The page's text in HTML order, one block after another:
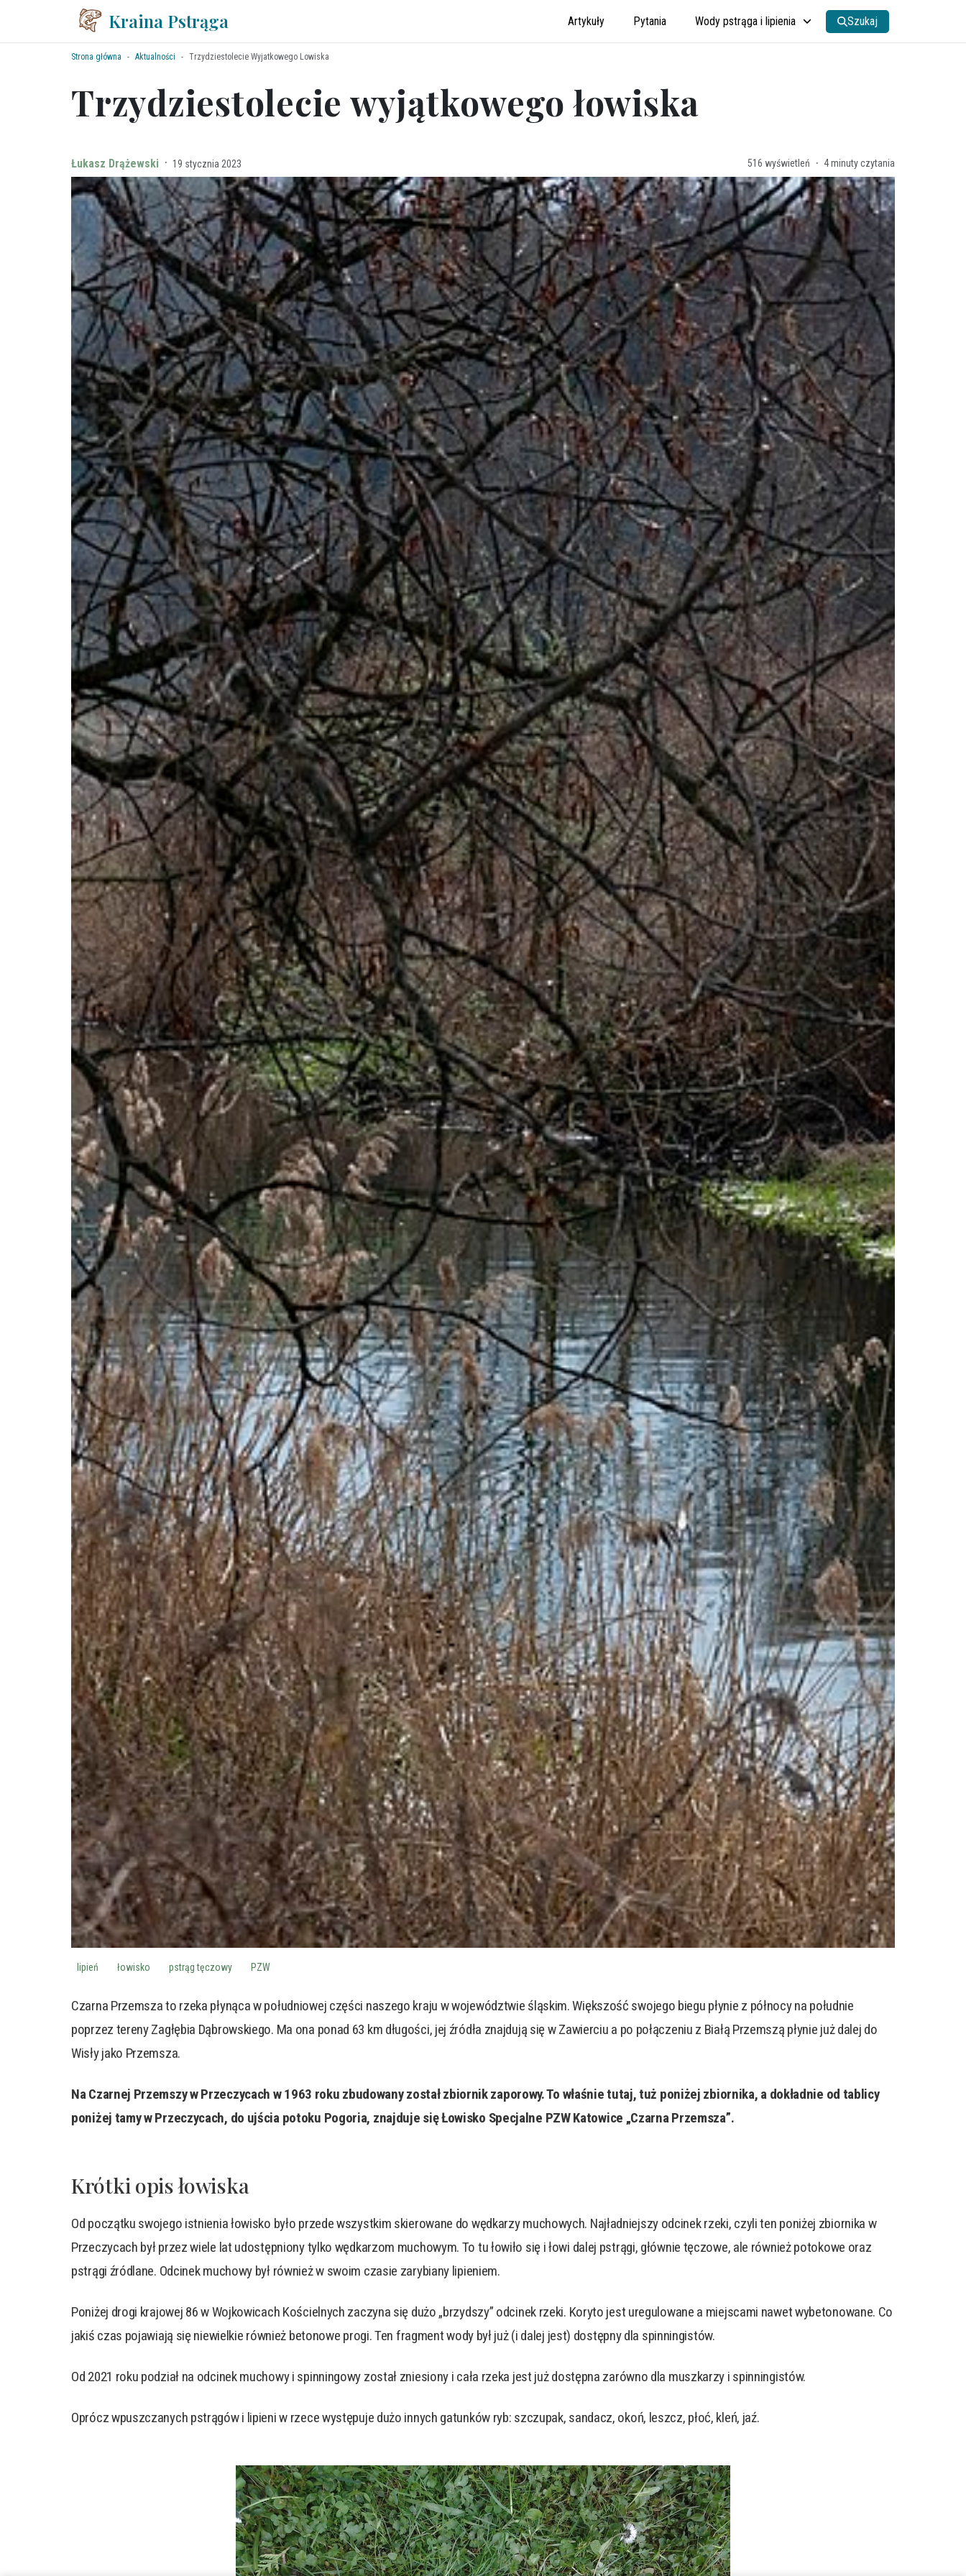
Kraina Pstrąga Artykuły Pytania Wody pstrąga i lipienia Szukaj
Strona główna Aktualności Trzydziestolecie Wyjatkowego Lowiska
Trzydziestolecie wyjątkowego łowiska
Łukasz Drążewski · 19 stycznia 2023 516 wyświetleń · 4 minuty czytania
lipień łowisko pstrąg tęczowy PZW
Czarna Przemsza to rzeka płynąca w południowej części naszego kraju w województwie śląskim. Większość swojego biegu płynie z północy na południe
poprzez tereny Zagłębia Dąbrowskiego. Ma ona ponad 63 km długości, jej źródła znajdują się w Zawierciu a po połączeniu z Białą Przemszą płynie już dalej do
Wisły jako Przemsza.
Na Czarnej Przemszy w Przeczycach w 1963 roku zbudowany został zbiornik zaporowy. To właśnie tutaj, tuż poniżej zbiornika, a dokładnie od tablicy
poniżej tamy w Przeczycach, do ujścia potoku Pogoria, znajduje się Łowisko Specjalne PZW Katowice „Czarna Przemsza”.
Krótki opis łowiska
Od początku swojego istnienia łowisko było przede wszystkim skierowane do wędkarzy muchowych. Najładniejszy odcinek rzeki, czyli ten poniżej zbiornika w
Przeczycach był przez wiele lat udostępniony tylko wędkarzom muchowym. To tu łowiło się i łowi dalej pstrągi, głównie tęczowe, ale również potokowe oraz
pstrągi źródlane. Odcinek muchowy był również w swoim czasie zarybiany lipieniem.
Poniżej drogi krajowej 86 w Wojkowicach Kościelnych zaczyna się dużo „brzydszy” odcinek rzeki. Koryto jest uregulowane a miejscami nawet wybetonowane. Co
jakiś czas pojawiają się niewielkie również betonowe progi. Ten fragment wody był już (i dalej jest) dostępny dla spinningistów.
Od 2021 roku podział na odcinek muchowy i spinningowy został zniesiony i cała rzeka jest już dostępna zarówno dla muszkarzy i spinningistów.
Oprócz wpuszczanych pstrągów i lipieni w rzece występuje dużo innych gatunków ryb: szczupak, sandacz, okoń, leszcz, płoć, kleń, jaź.